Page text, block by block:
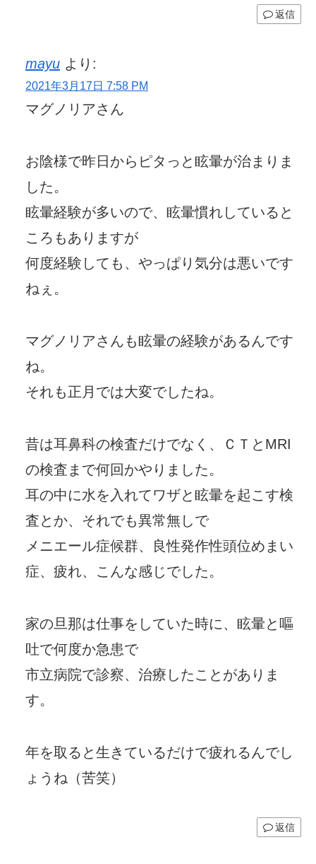
返信
mayu より:
2021年3月17日 7:58 PM
マグノリアさん
お陰様で昨日からピタっと眩暈が治まりま
した。
眩暈経験が多いので、眩暈慣れしていると
ころもありますが
何度経験しても、やっぱり気分は悪いです
ねぇ。
マグノリアさんも眩暈の経験があるんです
ね。
それも正月では大変でしたね。
昔は耳鼻科の検査だけでなく、ＣＴとMRI
の検査まで何回かやりました。
耳の中に水を入れてワザと眩暈を起こす検
査とか、それでも異常無しで
メニエール症候群、良性発作性頭位めまい
症、疲れ、こんな感じでした。
家の旦那は仕事をしていた時に、眩暈と嘔
吐で何度か急患で
市立病院で診察、治療したことがありま
す。
年を取ると生きているだけで疲れるんでし
ょうね（苦笑）
返信